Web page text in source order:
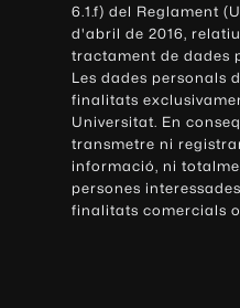
6.1.f) del Reglament
d'abril de 2016,
tractament de dades
Les dades personals
finalitats
Universitat. En
transmetre ni
informació, ni
persones
finalitats comercials